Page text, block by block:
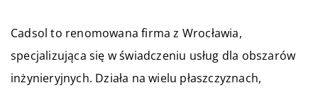
Cadsol to renomowana firma z Wrocławia,
specjalizująca się w świadczeniu usług dla obszarów
inżynieryjnych. Działa na wielu płaszczyznach,